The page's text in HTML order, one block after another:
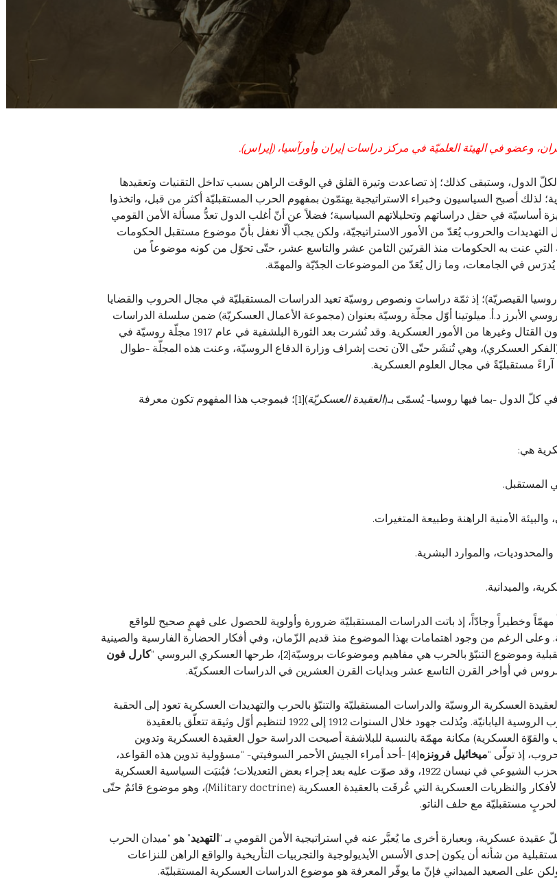
وعضو في الهيئة العلميّة في مركز دراسات إيران وأورآسيا، (إيراس).
الدول، وستبقى كذلك؛ إذ تصاعدت وتيرة القلق في الوقت الراهن بسبب تداخل التقنيات وتعقيدها
لذلك أصبح السياسيون وخبراء الاستراتيجية يهتمّون بمفهوم الحرب المستقبليّة أكثر من قبل، واتخذوا
أساسيّة في حقل دراساتهم وتحليلاتهم السياسية؛ فضلاً عن أنّ أغلب الدول تعدُّ مسألة الأمن القومي
والحروب يُعَدّ من الأمور الاستراتيجيّة، ولكن يجب ألّا نغفل بأنّ موضوع مستقبل الحكومات
التي عنت به الحكومات منذ القرنَين الثامن عشر والتاسع عشر، حتّى تحوّل من كونه موضوعاً من
في الجامعات، وما زال يُعَدّ من الموضوعات الجدّيّة والمهمّة.
القيصريّة)؛ إذ ثمّة دراسات ونصوص روسيّة تعيد الدراسات المستقبليّة في مجال الحروب والقضايا
العسكري الروسي الأبرز د.أ. ميلوتينا أوّل مجلّة روسيّة بعنوان (مجموعة الأعمال العسكريّة) ضمن سلسلة الدراسات
العسكرية. وكانت هذه المجلّة تعنى بالمشكلات العسكرية وفنون القتال وغيرها من الأمور العسكرية. وقد نُشرت بعد الثورة البلشفية في عام 1917 مجلّة روسيّة في
(الفكر العسكري)، وهي تُنشَر حتّى الآن تحت إشراف وزارة الدفاع الروسيّة، وعنت هذه المجلّة -طوال
مستقبليّةً في مجال العلوم العسكرية.
كلّ الدول -بما فيها روسيا- يُسمّى بـ(العقيدة العسكريّة)
[1] ؛ فبموجب هذا المفهوم تكون معرفة
هي:
المستقبل.
الأمنية الراهنة وطبيعة المتغيرات.
والموارد البشرية.
والميدانية.
مهمّاً وخطيراً وجادّاً، إذ باتت الدراسات المستقبليّة ضرورة وأولوية للحصول على فهمٍ صحيح للواقع
الرغم من وجود اهتمامات بهذا الموضوع منذ قديم الزّمان، وفي أفكار الحضارة الفارسية والصينية
وموضوع التنبّؤ بالحرب هي مفاهيم وموضوعات بروسيّة[2] ، طرحها العسكري البروسي “كارل فون
في أواخر القرن التاسع عشر وبدايات القرن العشرين في الدراسات العسكريّة.
العسكرية الروسيّة والدراسات المستقبليّة والتنبّؤ بالحرب والتهديدات العسكرية تعود إلى الحقبة
القيصريّة إبّان القرن التاسع عشر، ولاسيما خلال سنوات الحرب الروسية اليابانيّة. وبُذلت جهود خلال السنوات 1912 إلى 1922 لتنظيم أوّل وثيقة تتعلّق بالعقيدة
العسكرية) مكانة مهمّة بالنسبة للبلاشفة أصبحت الدراسة حول العقيدة العسكرية وتدوين
إذ تولّى “ميخائيل فرونزه[4]
-أحد أمراء الجيش الأحمر السوفيتي- “مسؤولية تدوين هذه القواعد،
وعرض مقترحاته في الاجتماع الحزبي الحادي عشر لمؤتمر الحزب الشيوعي في نيسان 1922، وقد صوّت عليه بعد إجراء بعض التعديلات؛ فبُنيَت السياسية العسكرية
السوفيتية -منذ ذلك الحين- على أساس مجموعة واسعة من الأفكار والنظريات العسكرية التي عُرفَت بالعقيدة العسكرية (Military doctrine)، وهو موضوع قائمٌ حتّى
عقيدة عسكرية، وبعبارة أخرى ما يُعبَّر عنه في استراتيجية الأمن القومي بـ “التهديد” هو “ميدان الحرب
من شأنه أن يكون إحدى الأسس الأيديولوجية والتجربيات التأريخية والواقع الراهن للنزاعات
على الصعيد الميداني فإنّ ما يوفّر المعرفة هو موضوع الدراسات العسكرية المستقبليّة.